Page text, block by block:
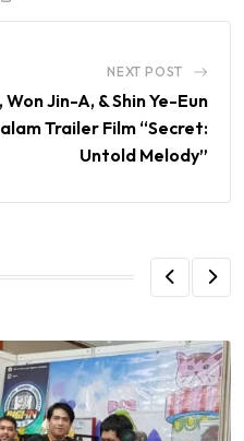
NEXT POST
Jin-A, & Shin Ye-Eun
Trailer Film “Secret:
Untold Melody”